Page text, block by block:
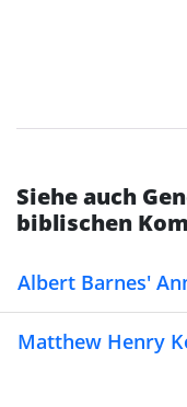
Siehe auch
biblischen
Albert Barnes'
Matthew Henry